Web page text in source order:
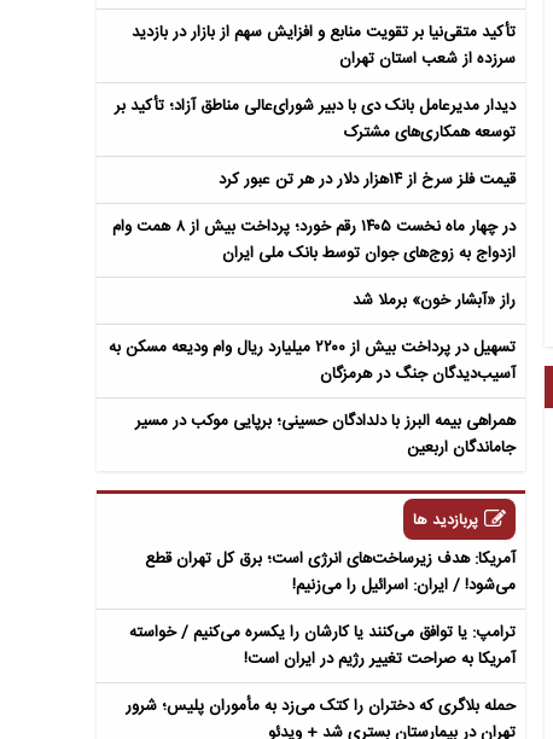
تأکید متقی‌نیا بر تقویت منابع و افزایش سهم از بازار در بازدید
سرزده از شعب استان تهران
دیدار مدیرعامل بانک دی با دبیر شورای‌عالی مناطق آزاد؛ تأکید بر
توسعه همکاری‌های مشترک
قیمت فلز سرخ از ۱۴هزار دلار در هر تن عبور کرد
در چهار ماه نخست ۱۴۰۵ رقم خورد؛ پرداخت بیش از ۸ همت وام
ازدواج به زوج‌های جوان توسط بانک ملی ایران
راز «آبشار خون» برملا شد
تسهیل در پرداخت بیش از ۲۲۰۰ میلیارد ریال وام ودیعه مسکن به
آسیب‌دیدگان جنگ در هرمزگان
همراهی بیمه البرز با دلدادگان حسینی؛ برپایی موکب در مسیر
جاماندگان اربعین
پربازدید ها
آمریکا: هدف زیرساخت‌های انرژی است؛ برق کل تهران قطع
می‌شود! / ایران: اسرائیل را می‌زنیم!
ترامپ: یا توافق می‌کنند یا کارشان را یکسره می‌کنیم / خواسته
آمریکا به صراحت تغییر رژیم در ایران است!
حمله بلاگری که دختران را کتک می‌زد به مأموران پلیس؛ شرور
تهران در بیمارستان بستری شد + ویدئو